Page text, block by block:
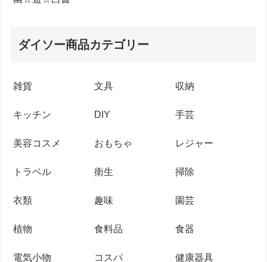
ダイソー商品カテゴリー
雑貨 文具 収納
キッチン DIY 手芸
美容コスメ おもちゃ レジャー
トラベル 衛生 掃除
衣類 趣味 園芸
植物 食料品 食器
電気小物 コスパ 健康器具